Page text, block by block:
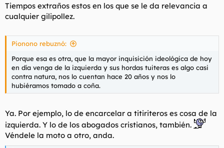
Tiempos extraños estos en los que se le da relevancia a
cualquier gilipollez.
Pionono rebuznó:
Porque esa es otra, que la mayor inquisición ideológica de hoy
en día venga de la izquierda y sus hordas tuiteras es algo casi
contra natura, nos lo cuentan hace 20 años y nos lo
hubiéramos tomado a coña.
Ya. Por ejemplo, lo de encarcelar a titiriteros es cosa de la
izquierda. Y lo de los abogados cristianos, también.
Véndele la moto a otro, anda.